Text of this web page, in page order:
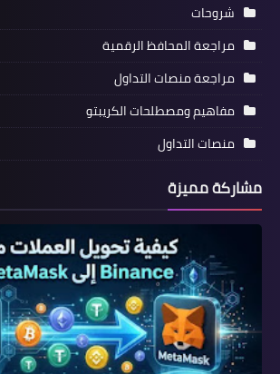
شروحات
مراجعة المحافظ الرقمية
مراجعة منصات التداول
مفاهيم ومصطلحات الكريبتو
منصات التداول
مشاركة مميزة